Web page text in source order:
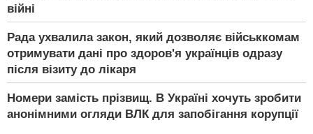
війні
Рада ухвалила закон, який дозволяє військкомам
отримувати дані про здоров'я українців одразу
після візиту до лікаря
Номери замість прізвищ. В Україні хочуть зробити
анонімними огляди ВЛК для запобігання корупції